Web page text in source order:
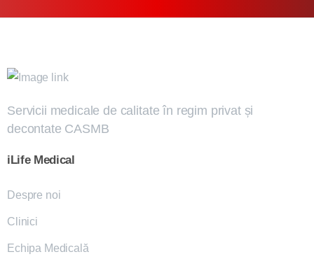
Servicii medicale de calitate în regim privat și
decontate CASMB
iLife Medical
Despre noi
Clinici
Echipa Medicală